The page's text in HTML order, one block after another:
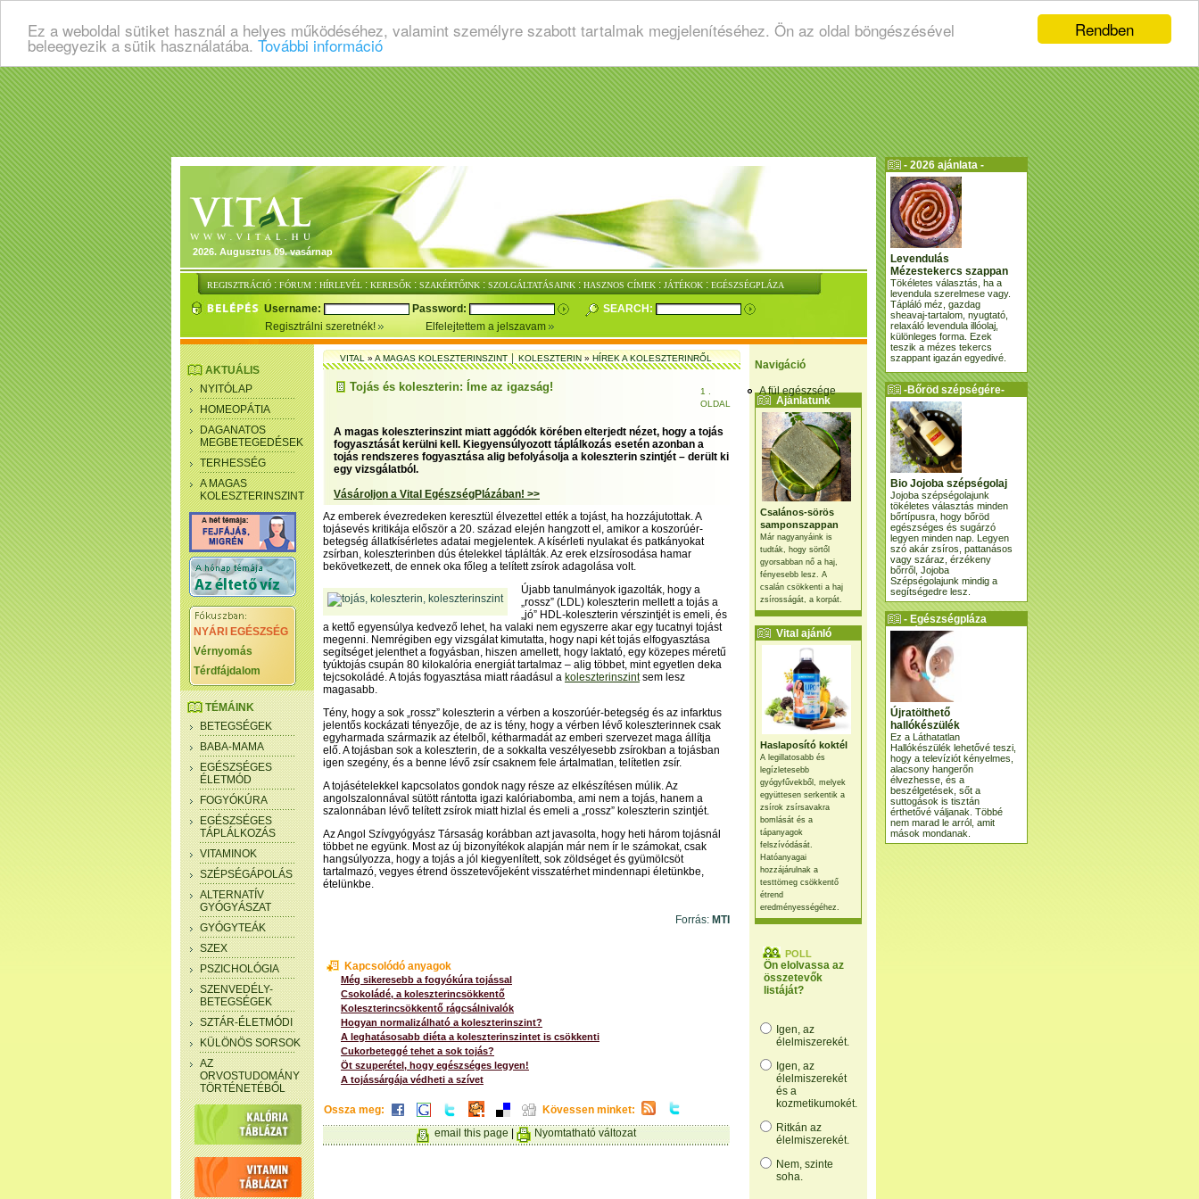
Rendben
Ez a weboldal sütiket használ a helyes működéséhez, valamint személyre szabott tartalmak megjelenítéséhez. Ön az oldal böngészésével
beleegyezik a sütik használatába. További információ
2026. Augusztus 09. vasárnap
REGISZTRÁCIÓ : FÓRUM : HÍRLEVÉL : KERESŐK : SZAKÉRTŐINK : SZOLGÁLTATÁSAINK : HASZNOS CÍMEK : JÁTÉKOK : EGÉSZSÉGPLÁZA
Username: Password:
SEARCH:
Regisztrálni szeretnék!
Elfelejtettem a jelszavam
Navigáció
A fül egészsége
Ajánlatunk
Csalános-sörös
samponszappan
Már nagyanyáink is
tudták, hogy sörtől
gyorsabban nő a haj,
fényesebb lesz. A
csalán csökkenti a haj
zsírosságát, a korpát.
Vital ajánló
Haslaposító koktél
A legillatosabb és
legízletesebb
gyógyfűvekből, melyek
együttesen serkentik a
zsírok zsírsavakra
bomlását és a
tápanyagok
felszívódását.
Hatóanyagai
hozzájárulnak a
testtömeg csökkentő
étrend
eredményességéhez.
POLL
Ön elolvassa az
összetevők
listáját?
Igen, az
élelmiszerekét.
Igen, az
élelmiszerekét
és a
kozmetikumokét.
Ritkán az
élelmiszerekét.
Nem, szinte
soha.
AKTUÁLIS
NYITÓLAP
HOMEOPÁTIA
DAGANATOS
MEGBETEGEDÉSEK
TERHESSÉG
A MAGAS
KOLESZTERINSZINT
NYÁRI EGÉSZSÉG
Vérnyomás
Térdfájdalom
TÉMÁINK
BETEGSÉGEK
BABA-MAMA
EGÉSZSÉGES
ÉLETMÓD
FOGYÓKÚRA
EGÉSZSÉGES
TÁPLÁLKOZÁS
VITAMINOK
SZÉPSÉGÁPOLÁS
ALTERNATÍV
GYÓGYÁSZAT
GYÓGYTEÁK
SZEX
PSZICHOLÓGIA
SZENVEDÉLY-
BETEGSÉGEK
SZTÁR-ÉLETMÓDI
KÜLÖNÖS SORSOK
AZ
ORVOSTUDOMÁNY
TÖRTÉNETÉBŐL
VITAL»A MAGAS KOLESZTERINSZINT │ KOLESZTERIN»HÍREK A KOLESZTERINRŐL
Tojás és koleszterin: Íme az igazság!
1 .
OLDAL
A magas koleszterinszint miatt aggódók körében elterjedt nézet, hogy a tojás
fogyasztását kerülni kell. Kiegyensúlyozott táplálkozás esetén azonban a
tojás rendszeres fogyasztása alig befolyásolja a koleszterin szintjét – derült ki
egy vizsgálatból.
Vásároljon a Vital EgészségPlázában! >>
Az emberek évezredeken keresztül élvezettel ették a tojást, ha hozzájutottak. A
tojásevés kritikája először a 20. század elején hangzott el, amikor a koszorúér-
betegség állatkísérletes adatai megjelentek. A kísérleti nyulakat és patkányokat
zsírban, koleszterinben dús ételekkel táplálták. Az erek elzsírosodása hamar
bekövetkezett, de ennek oka főleg a telített zsírok adagolása volt.
Újabb tanulmányok igazolták, hogy a
„rossz” (LDL) koleszterin mellett a tojás a
„jó” HDL-koleszterin vérszintjét is emeli, és
a kettő egyensúlya kedvező lehet, ha valaki nem egyszerre akar egy tucatnyi tojást
megenni. Nemrégiben egy vizsgálat kimutatta, hogy napi két tojás elfogyasztása
segítséget jelenthet a fogyásban, hiszen amellett, hogy laktató, egy közepes méretű
tyúktojás csupán 80 kilokalória energiát tartalmaz – alig többet, mint egyetlen deka
tejcsokoládé. A tojás fogyasztása miatt ráadásul a koleszterinszintsem lesz
magasabb.
Tény, hogy a sok „rossz” koleszterin a vérben a koszorúér-betegség és az infarktus
jelentős kockázati tényezője, de az is tény, hogy a vérben lévő koleszterinnek csak
egyharmada származik az ételből, kétharmadát az emberi szervezet maga állítja
elő. A tojásban sok a koleszterin, de a sokkalta veszélyesebb zsírokban a tojásban
igen szegény, és a benne lévő zsír csaknem fele ártalmatlan, telítetlen zsír.
A tojásételekkel kapcsolatos gondok nagy része az elkészítésen múlik. Az
angolszalonnával sütött rántotta igazi kalóriabomba, ami nem a tojás, hanem a
szalonnában lévő telített zsírok miatt hizlal és emeli a „rossz” koleszterin szintjét.
Az Angol Szívgyógyász Társaság korábban azt javasolta, hogy heti három tojásnál
többet ne együnk. Most az új bizonyítékok alapján már nem ír le számokat, csak
hangsúlyozza, hogy a tojás a jól kiegyenlített, sok zöldséget és gyümölcsöt
tartalmazó, vegyes étrend összetevőjeként visszatérhet mindennapi életünkbe,
ételünkbe.
Forrás: MTI
Kapcsolódó anyagok
Még sikeresebb a fogyókúra tojással
Csokoládé, a koleszterincsökkentő
Koleszterincsökkentő rágcsálnivalók
Hogyan normalizálható a koleszterinszint?
A leghatásosabb diéta a koleszterinszintet is csökkenti
Cukorbeteggé tehet a sok tojás?
Öt szuperétel, hogy egészséges legyen!
A tojássárgája védheti a szívet
Ossza meg:
Kövessen minket:
email this page
Nyomtatható változat
- 2026 ajánlata -
Levendulás
Mézestekercs szappan
Tökéletes választás, ha a
levendula szerelmese vagy.
Tápláló méz, gazdag
sheavaj-tartalom, nyugtató,
relaxáló levendula illóolaj,
különleges forma. Ezek
teszik a mézes tekercs
szappant igazán egyedivé.
-Bőröd szépségére-
Bio Jojoba szépségolaj
Jojoba szépségolajunk
tökéletes választás minden
bőrtípusra, hogy bőröd
egészséges és sugárzó
legyen minden nap. Legyen
szó akár zsíros, pattanásos
vagy száraz, érzékeny
bőrről, Jojoba
Szépségolajunk mindig a
segítségedre lesz.
- Egészségpláza
ajánlatunk -
Újratölthető
hallókészülék
Ez a Láthatatlan
Hallókészülék lehetővé teszi,
hogy a televíziót kényelmes,
alacsony hangerőn
élvezhesse, és a
beszélgetések, sőt a
suttogások is tisztán
érthetővé váljanak. Többé
nem marad le arról, amit
mások mondanak.